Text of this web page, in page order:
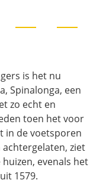
is het nu
Spinalonga, een
zo echt en
toen het voor
in de voetsporen
ziet
evenals het
1579.